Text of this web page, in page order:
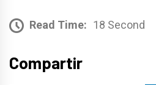
Read Time: 18 Second
Compartir